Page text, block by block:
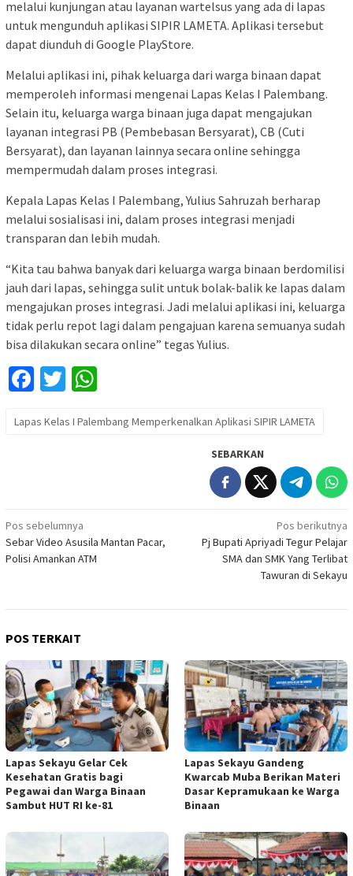
melalui kunjungan atau layanan wartelsus yang ada di lapas
untuk mengunduh aplikasi SIPIR LAMETA. Aplikasi tersebut
dapat diunduh di Google PlayStore.
Melalui aplikasi ini, pihak keluarga dari warga binaan dapat
memperoleh informasi mengenai Lapas Kelas I Palembang.
Selain itu, keluarga warga binaan juga dapat mengajukan
layanan integrasi PB (Pembebasan Bersyarat), CB (Cuti
Bersyarat), dan layanan lainnya secara online sehingga
mempermudah dalam proses integrasi.
Kepala Lapas Kelas I Palembang, Yulius Sahruzah berharap
melalui sosialisasi ini, dalam proses integrasi menjadi
transparan dan lebih mudah.
“Kita tau bahwa banyak dari keluarga warga binaan berdomilisi
jauh dari lapas, sehingga sulit untuk bolak-balik ke lapas dalam
mengajukan proses integrasi. Jadi melalui aplikasi ini, keluarga
tidak perlu repot lagi dalam pengajuan karena semuanya sudah
bisa dilakukan secara online” tegas Yulius.
Facebook
Twitter
Lapas Kelas I Palembang Memperkenalkan Aplikasi SIPIR LAMETA
SEBARKAN
Navigasi
pos
Pos sebelumnya
Sebar Video Asusila Mantan Pacar,
Polisi Amankan ATM
Pos berikutnya
Pj Bupati Apriyadi Tegur Pelajar
SMA dan SMK Yang Terlibat
Tawuran di Sekayu
POS TERKAIT
Lapas Sekayu Gelar Cek
Kesehatan Gratis bagi
Pegawai dan Warga Binaan
Sambut HUT RI ke-81
Lapas Sekayu Gandeng
Kwarcab Muba Berikan Materi
Dasar Kepramukaan ke Warga
Binaan